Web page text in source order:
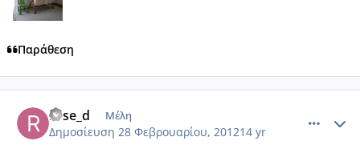
Παράθεση
rose_d Μέλη
Δημοσίευση 28 Φεβρουαρίου, 201214 yr